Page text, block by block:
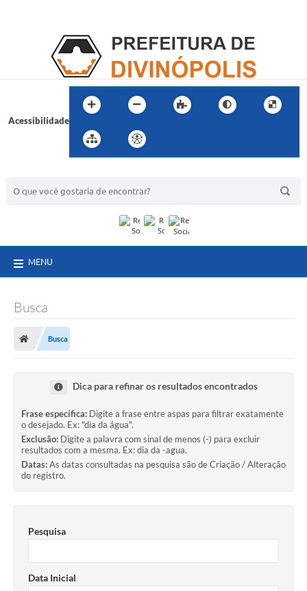
Acessibilidade
MENU
Busca
Busca
Dica para refinar os resultados encontrados
Frase específica: Digite a frase entre aspas para filtrar exatamente
o desejado. Ex: "dia da água".
Exclusão: Digite a palavra com sinal de menos (-) para excluir
resultados com a mesma. Ex: dia da -agua.
Datas:As datas consultadas na pesquisa são de Criação / Alteração
do registro.
Pesquisa
Data Inicial